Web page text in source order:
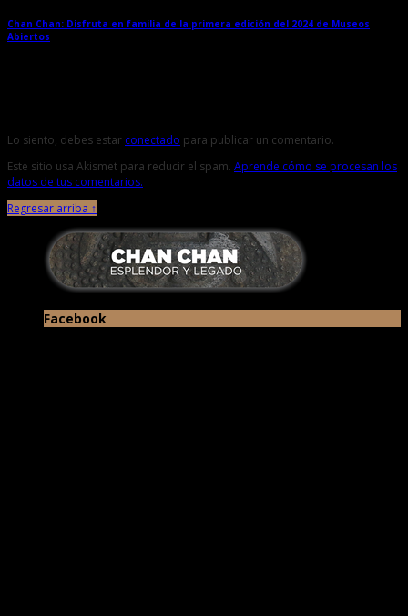
Chan Chan: Disfruta en familia de la primera edición del 2024 de Museos
Abiertos
Lo siento, debes estar conectado para publicar un comentario.
Este sitio usa Akismet para reducir el spam. Aprende cómo se procesan los
datos de tus comentarios.
Regresar arriba ↑
Facebook